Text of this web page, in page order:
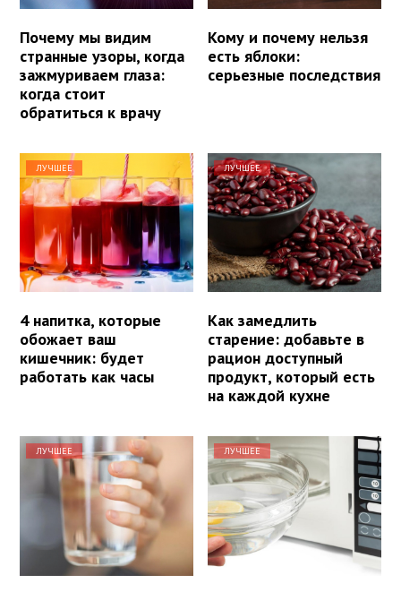
Почему мы видим
странные узоры, когда
зажмуриваем глаза:
когда стоит
обратиться к врачу
Кому и почему нельзя
есть яблоки:
серьезные последствия
ЛУЧШЕЕ
4 напитка, которые
обожает ваш
кишечник: будет
работать как часы
ЛУЧШЕЕ
Как замедлить
старение: добавьте в
рацион доступный
продукт, который есть
на каждой кухне
ЛУЧШЕЕ ЛУЧШЕЕ